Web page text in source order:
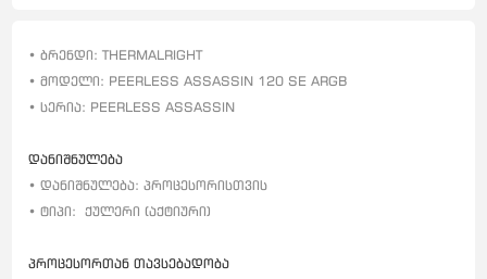
• ბრენდი: THERMALRIGHT
• მოდელი: PEERLESS ASSASSIN 120 SE ARGB
• სერია: PEERLESS ASSASSIN
დანიშნულება
• დანიშნულება: პროცესორისთვის
• ტიპი: ქულერი (აქტიური)
პროცესორთან თავსებადობა